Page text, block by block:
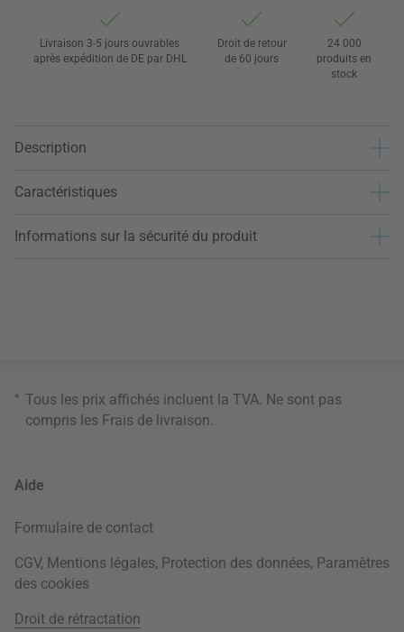
Livraison 3-5 jours ouvrables
après expédition de DE par DHL
Droit de retour
de 60 jours
24 000
produits en
stock
Description
Caractéristiques
Informations sur la sécurité du produit
* Tous les prix affichés incluent la TVA. Ne sont pas
compris les Frais de livraison
Aide
Formulaire de contact
CGV, Mentions légales, Protection des données, Paramètres
des cookies
Droit de rétractation